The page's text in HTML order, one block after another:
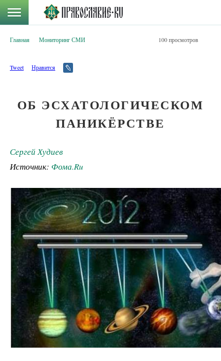
Главная Мониторинг СМИ 100 просмотров
Tweet Нравится
ОБ ЭСХАТОЛОГИЧЕСКОМ
ПАНИКЁРСТВЕ
Сергей Худиев
Источник: Фома.Ru